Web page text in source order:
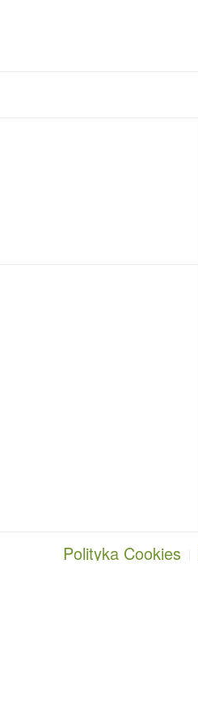
Polityka Cookies